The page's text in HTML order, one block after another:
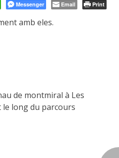
Messenger Email Print
amb eles.
de montmiral à Les
le long du parcours